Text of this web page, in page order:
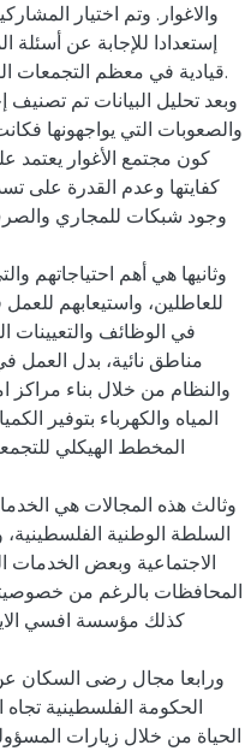
والاغوار. وتم اختيار
إستعدادا للإجابة عن
قيادية في معظم التجمعات
وبعد تحليل البيانات تم
والصعوبات التي يواجهونها
كون مجتمع الأغوار يعتمد
كفايتها وعدم القدرة على
وجود شبكات للمجاري
وثانيها هي أهم
للعاطلين، واستيعابهم
في الوظائف والتعيينات
مناطق نائية، بدل العمل
والنظام من خلال بناء
المياه والكهرباء بتوفير
المخطط الهيكلي
وثالث هذه المجالات هي
السلطة الوطنية الفلسطينية،
الاجتماعية وبعض الخدمات
المحافظات بالرغم من
ورابعا مجال رضى السكان
الحكومة الفلسطينية تجاه
الحياة من خلال زيارات